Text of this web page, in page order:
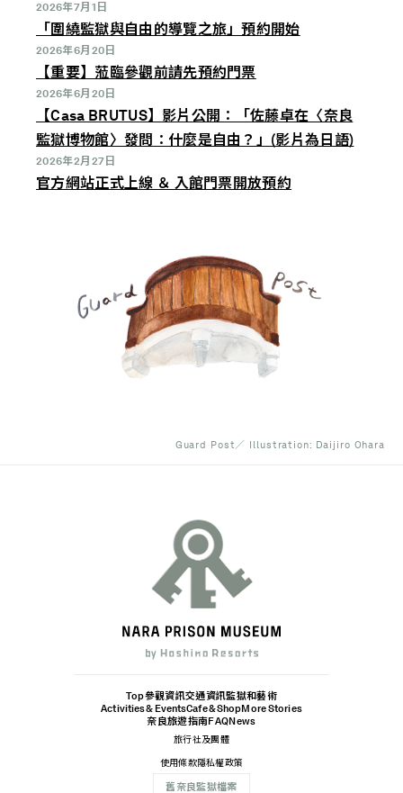
2026年7月1日
「圍繞監獄與自由的導覽之旅」預約開始
2026年6月20日
【重要】蒞臨參觀前請先預約門票
2026年6月20日
【Casa BRUTUS】影片公開：「佐藤卓在〈奈良
監獄博物館〉發問：什麼是自由？」(影片為日語)
2026年2月27日
官方網站正式上線 ＆ 入館門票開放預約
Guard Post／ Illustration: Daijiro Ohara
Top參觀資訊交通資訊監獄和藝術
Activities & EventsCafe & ShopMore Stories
奈良旅遊指南FAQNews
旅行社及團體
使用條款隱私權政策
舊奈良監獄檔案